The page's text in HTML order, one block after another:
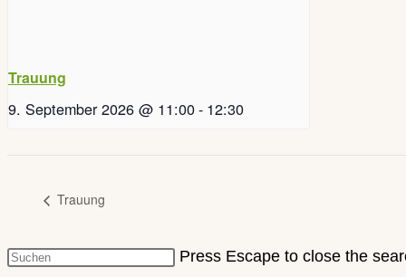
Trauung
9. September 2026 @ 11:00- 12:30
Trauung
Press Escape to close the